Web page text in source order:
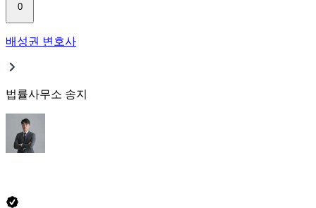
0
배성권 변호사
법률사무소 송지